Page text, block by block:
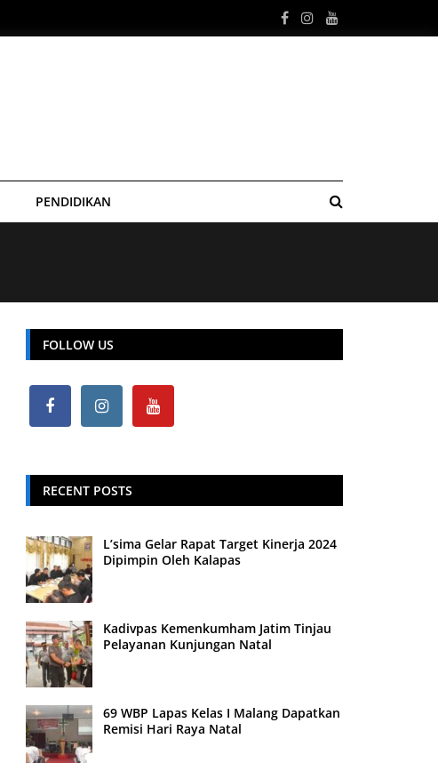
PENDIDIKAN
FOLLOW US
RECENT POSTS
L’sima Gelar Rapat Target Kinerja 2024
Dipimpin Oleh Kalapas
Kadivpas Kemenkumham Jatim Tinjau
Pelayanan Kunjungan Natal
69 WBP Lapas Kelas I Malang Dapatkan
Remisi Hari Raya Natal